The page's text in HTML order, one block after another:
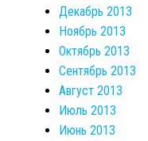
Декабрь 2013
Ноябрь 2013
Октябрь 2013
Сентябрь 2013
Август 2013
Июль 2013
Июнь 2013